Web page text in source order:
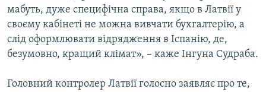
мабуть, дуже специфічна справа, якщо в Латвії у
своєму кабінеті не можна вивчати бухгалтерію, а
слід оформлювати відрядження в Іспанію, де,
безумовно, кращий клімат», – каже Інгуна Судраба.
Головний контролер Латвії голосно заявляє про те,